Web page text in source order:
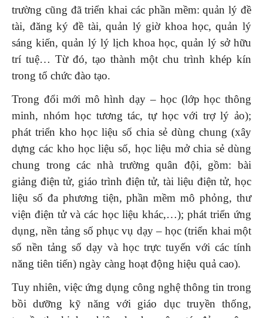
trường cũng đã triển khai các phần mềm: quản lý đề
tài, đăng ký đề tài, quản lý giờ khoa học, quản lý
sáng kiến, quản lý lý lịch khoa học, quản lý sở hữu
trí tuệ… Từ đó, tạo thành một chu trình khép kín
trong tổ chức đào tạo.
Trong đổi mới mô hình dạy – học (lớp học thông
minh, nhóm học tương tác, tự học với trợ lý ảo);
phát triển kho học liệu số chia sẻ dùng chung (xây
dựng các kho học liệu số, học liệu mở chia sẻ dùng
chung trong các nhà trường quân đội, gồm: bài
giảng điện tử, giáo trình điện tử, tài liệu điện tử, học
liệu số đa phương tiện, phần mềm mô phỏng, thư
viện điện tử và các học liệu khác,…); phát triển ứng
dụng, nền tảng số phục vụ dạy – học (triển khai một
số nền tảng số dạy và học trực tuyến với các tính
năng tiên tiến) ngày càng hoạt động hiệu quả cao).
Tuy nhiên, việc ứng dụng công nghệ thông tin trong
bồi dưỡng kỹ năng với giáo dục truyền thống,